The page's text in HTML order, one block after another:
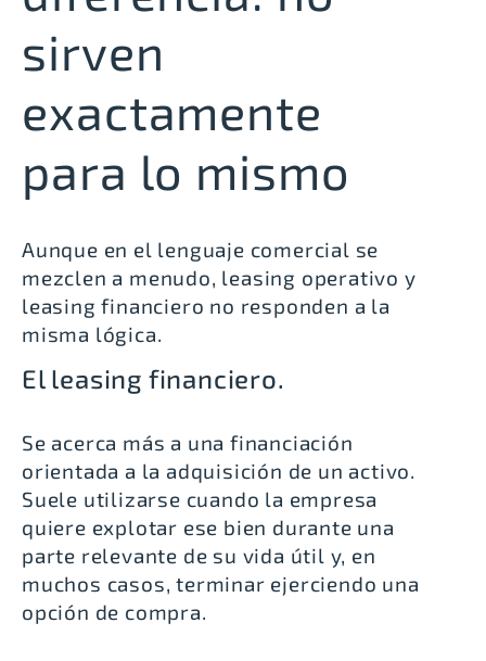
sirven
exactamente
para lo mismo
Aunque en el lenguaje comercial se
mezclen a menudo, leasing operativo y
leasing financiero no responden a la
misma lógica.
El leasing financiero.
Se acerca más a una financiación
orientada a la adquisición de un activo.
Suele utilizarse cuando la empresa
quiere explotar ese bien durante una
parte relevante de su vida útil y, en
muchos casos, terminar ejerciendo una
opción de compra.